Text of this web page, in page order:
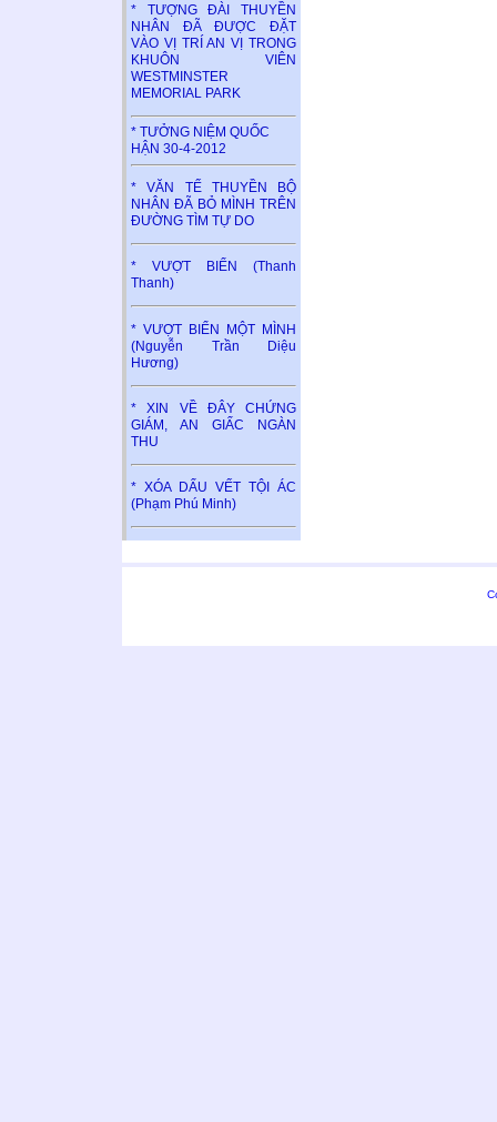
* TƯỢNG ĐÀI THUYỀN
NHÂN ĐÃ ĐƯỢC ĐẶT
VÀO VỊ TRÍ AN VỊ TRONG
KHUÔN VIÊN
WESTMINSTER
MEMORIAL PARK
* TƯỞNG NIỆM QUỐC
HẬN 30-4-2012
* VĂN TẾ THUYỀN BỘ
NHÂN ĐÃ BỎ MÌNH TRÊN
ĐƯỜNG TÌM TỰ DO
* VƯỢT BIỂN (Thanh
Thanh)
* VƯỢT BIỂN MỘT MÌNH
(Nguyễn Trần Diệu
Hương)
* XIN VỀ ĐÂY CHỨNG
GIÁM, AN GIẤC NGÀN
THU
* XÓA DẤU VẾT TỘI ÁC
(Phạm Phú Minh)